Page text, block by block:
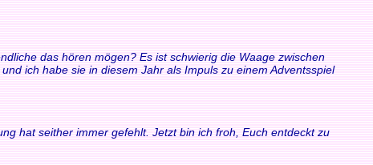
das hören mögen? Es ist schwierig die Waage zwischen
ich habe sie in diesem Jahr als Impuls zu einem Adventsspiel
hat seither immer gefehlt. Jetzt bin ich froh, Euch entdeckt zu